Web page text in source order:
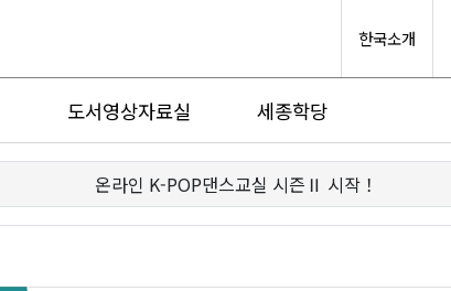
한국소개
도서영상자료실 세종학당
온라인 K-POP댄스교실 시즌Ⅱ 시작！